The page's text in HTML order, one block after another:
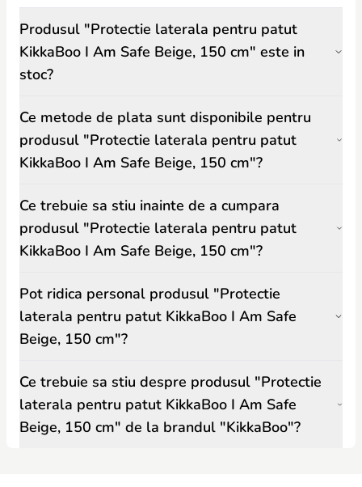
Produsul "Protectie laterala pentru patut
KikkaBoo I Am Safe Beige, 150 cm" este in
stoc?
Ce metode de plata sunt disponibile pentru
produsul "Protectie laterala pentru patut
KikkaBoo I Am Safe Beige, 150 cm"?
Ce trebuie sa stiu inainte de a cumpara
produsul "Protectie laterala pentru patut
KikkaBoo I Am Safe Beige, 150 cm"?
Pot ridica personal produsul "Protectie
laterala pentru patut KikkaBoo I Am Safe
Beige, 150 cm"?
Ce trebuie sa stiu despre produsul "Protectie
laterala pentru patut KikkaBoo I Am Safe
Beige, 150 cm" de la brandul "KikkaBoo"?